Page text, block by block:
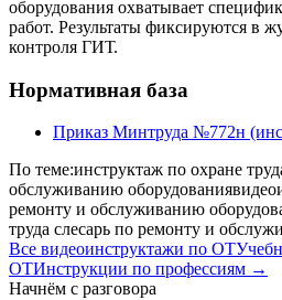
оборудования охватывает
работ. Результаты фиксируются в
контроля ГИТ.
Нормативная база
Приказ Минтруда №772н
По теме:инструктаж по охране
обслуживанию оборудования
ремонту и обслуживанию
труда слесарь по ремонту и
Все видеоинструктажи по ОТ
ОТИнструкции по профессиям →
Начнём с разговора